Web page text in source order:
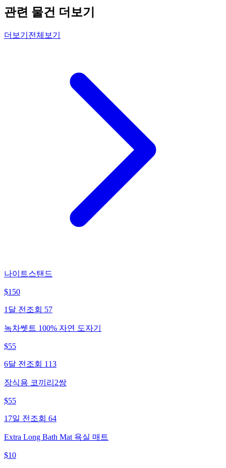
관련 물건 더보기
더보기 전체보기
나이트스탠드
$150
1달 전 조회 57
녹차쎗트 100% 자연 도자기
$55
6달 전 조회 113
장식용 코끼리2쌍
$55
17일 전 조회 64
Extra Long Bath Mat 욕실 매트
$10